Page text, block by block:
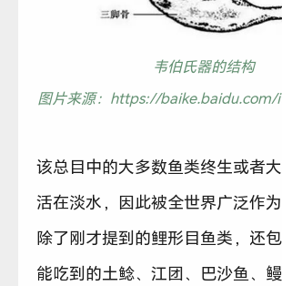
韦伯氏器的结构
图片来源：https://baike.baidu.com/
该总目中的大多数鱼类终生或者
活在淡水，因此被全世界广泛作为
除了刚才提到的鲤形目鱼类，还
能吃到的土鲶、江团、巴沙鱼、